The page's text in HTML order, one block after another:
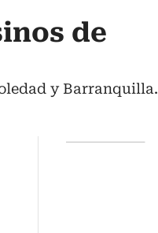
de
y Barranquilla.